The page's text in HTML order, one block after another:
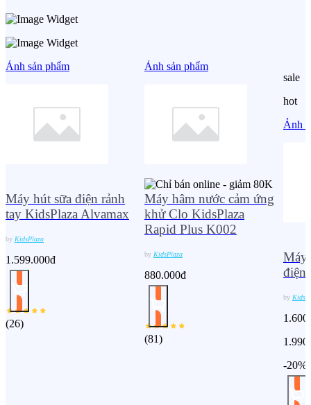
Ảnh sản phẩm
Máy hút sữa điện rảnh
tay KidsPlaza Alvamax
by KidsPlaza
1.599.000đ
(26)
Ảnh sản phẩm
Máy hâm nước cảm ứng
khử Clo KidsPlaza
Rapid Plus K002
by KidsPlaza
880.000đ
(81)
sale
hot
Ảnh
Máy
điện
by
-20%